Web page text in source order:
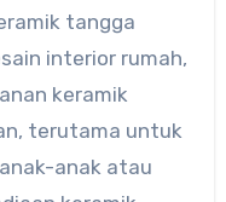
tangga
interior rumah,
keramik
terutama untuk
anak atau